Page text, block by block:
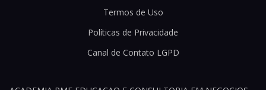
Termos de Uso
Políticas de Privacidade
Canal de Contato LGPD